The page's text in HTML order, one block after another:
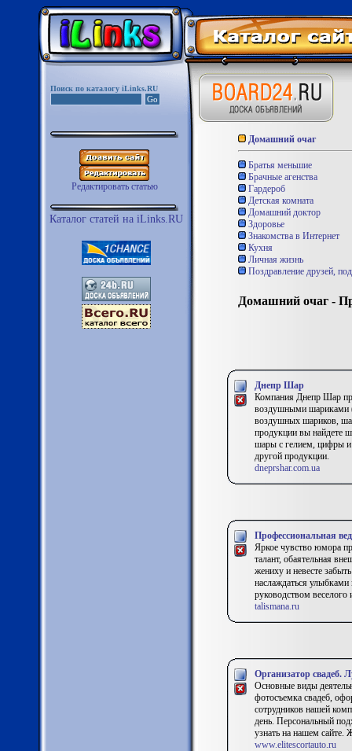
Поиск по каталогу iLinks.RU
Редактировать статью
Каталог статей на iLinks.RU
Домашний очаг
Братья меньшие
Брачные агенства
Гардероб
Детская комната
Домашний доктор
Здоровье
Знакомства в Интернет
Кухня
Личная жизнь
Поздравление друзей,
Домашний очаг -
Днепр Шар
Компания Днепр Шар
воздушными шариками
воздушных шариков,
продукции вы найдете
шары с гелием, цифры
другой продукции.
dneprshar.com.ua
Профессиональная
Яркое чувство юмора
талант, обаятельная
жениху и невесте
наслаждаться
руководством
talismana.ru
Организатор свадеб.
Основные виды
фотосъемка свадеб,
сотрудников нашей
день. Персональный
узнать на нашем сайте.
www.elitescortauto.ru